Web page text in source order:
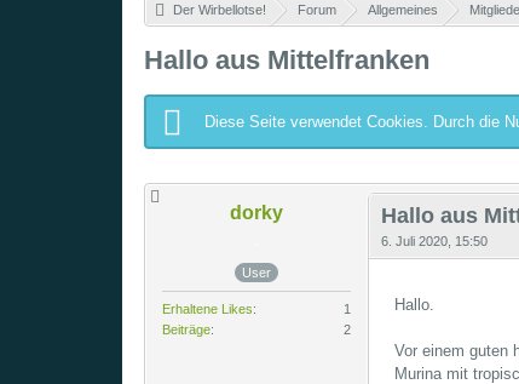
Der Wirbellotse! Forum» Allgemeines
Hallo aus Mittelfranken
Diese Seite verwendet Cookies. Durch die
dorky
User
Erhaltene Likes
1
Beiträge
2
Hallo aus
6. Juli 2020, 15:50
Hallo.
Vor einem guten
Murina mit